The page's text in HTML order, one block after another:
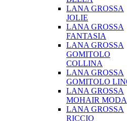
LANA GROSSA
JOLIE
LANA GROSSA
FANTASIA
LANA GROSSA
GOMITOLO
COLLINA
LANA GROSSA
GOMITOLO
LANA GROSSA
MOHAIR MODA
LANA GROSSA
RICCIO